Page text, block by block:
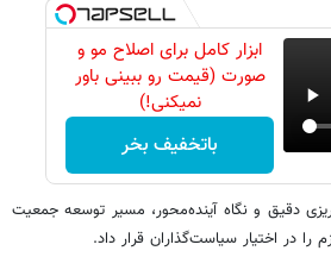
ابزار کامل برای اصلاح مو و
صورت (قیمت رو ببینی باور
نمیکنی!)
باتخفیف بخر
دقیق و نگاه آینده‌محور، مسیر توسعه جمعیت
را در اختیار سیاست‌گذاران قرار داد.